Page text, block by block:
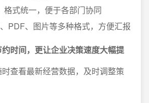
格式统一，便于各部门协同
PDF、图片等多种格式，方便汇报
时间，更让企业决策速度大幅提
查看最新经营数据，及时调整策